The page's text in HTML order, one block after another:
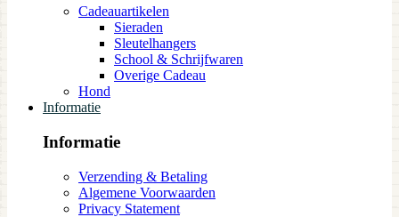
Cadeauartikelen
Sieraden
Sleutelhangers
School & Schrijfwaren
Overige Cadeau
Hond
Informatie
Informatie
Verzending & Betaling
Algemene Voorwaarden
Privacy Statement